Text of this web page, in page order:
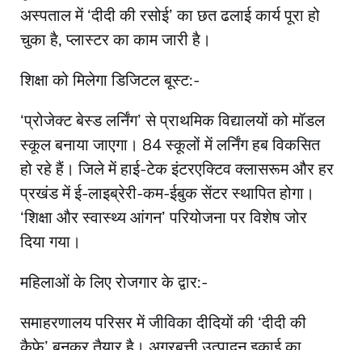
अस्पताल में ‘दीदी की रसोई’ का छत ढलाई कार्य पूरा हो
चुका है, प्लास्टर का काम जारी है।
शिक्षा को मिलेगा डिजिटल बूस्ट:-
‘प्रोजेक्ट बेस्ड लर्निंग’ से प्राथमिक विद्यालयों को मॉडल
स्कूल बनाया जाएगा। 84 स्कूलों में लर्निंग हब विकसित
हो रहे हैं। जिले में हाई-टेक इंटरएक्टिव क्लासरूम और हर
प्रखंड में ई-लाइब्रेरी-कम-ईबुक सेंटर स्थापित होगा।
‘शिक्षा और स्वास्थ्य आंगन’ परियोजना पर विशेष जोर
दिया गया।
महिलाओं के लिए रोजगार के द्वार:-
समाहरणालय परिसर में जीविका दीदियों की ‘दीदी की